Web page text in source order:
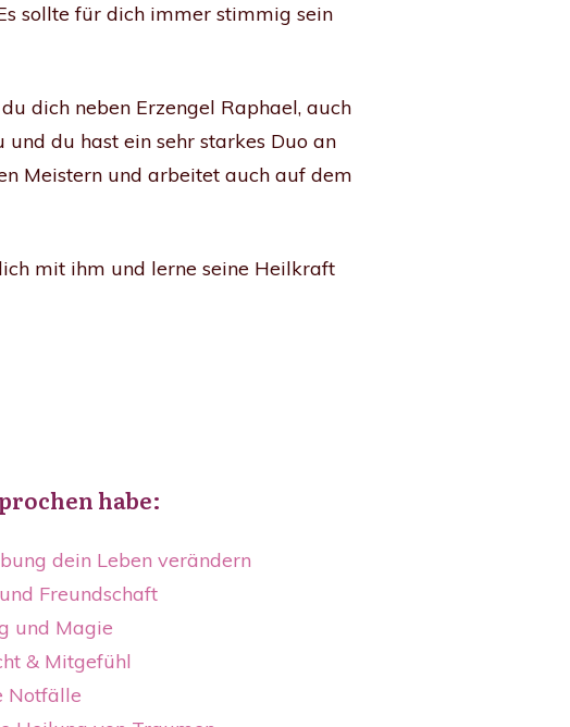
sollte für dich immer stimmig sein
dich neben Erzengel Raphael, auch
du hast ein sehr starkes Duo an
Meistern und arbeitet auch auf dem
mit ihm und lerne seine Heilkraft
habe:
dein Leben verändern
Freundschaft
und Magie
& Mitgefühl
Notfälle